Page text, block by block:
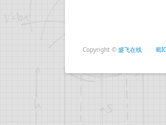
Copyright © 盛飞在线 蜀